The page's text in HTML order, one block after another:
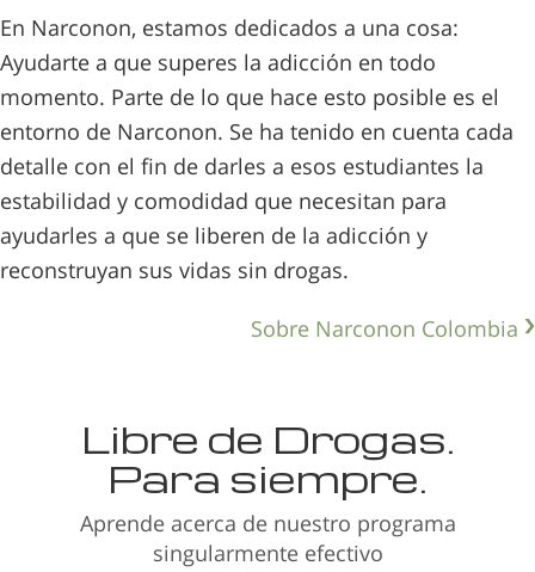
En Narconon, estamos dedicados a una cosa:
Ayudarte a que superes la adicción en todo
momento. Parte de lo que hace esto posible es el
entorno de Narconon. Se ha tenido en cuenta cada
detalle con el fin de darles a esos estudiantes la
estabilidad y comodidad que necesitan para
ayudarles a que se liberen de la adicción y
reconstruyan sus vidas sin drogas.
Sobre Narconon Colombia
Libre de Drogas.
Para siempre.
Aprende acerca de nuestro programa
singularmente efectivo